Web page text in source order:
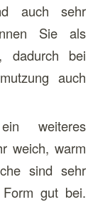
auch sehr
Sie als
dadurch bei
auch
weiteres
weich, warm
sind sehr
gut bei.